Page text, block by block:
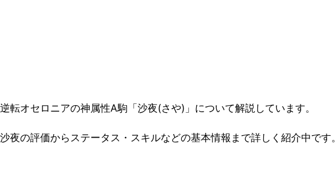
逆転オセロニアの神属性A駒「沙夜(さや)」について解説しています。
沙夜の評価からステータス・スキルなどの基本情報まで詳しく紹介中です。